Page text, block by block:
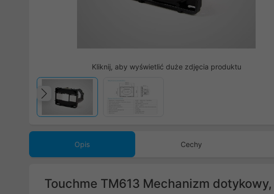
Kliknij, aby wyświetlić duże zdjęcia produktu
Poprzedni
Opis Cechy
Touchme TM613 Mechanizm